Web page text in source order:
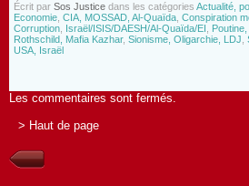
Écrit par Sos Justice dans les catégories Actualité,
Economie CIA, MOSSAD, Al-Quaïda Conspiration
Corruption Israël/ISIS/DAESH/Al-Quaïda/EI
Rothschild, Mafia Kazhar, Sionisme, Oligarchie, LDJ
USA, Israël
Les commentaires sont fermés.
> Haut de page